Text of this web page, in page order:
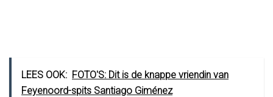
LEES OOK: FOTO'S: Dit is de knappe vriendin van
Feyenoord-spits Santiago Giménez